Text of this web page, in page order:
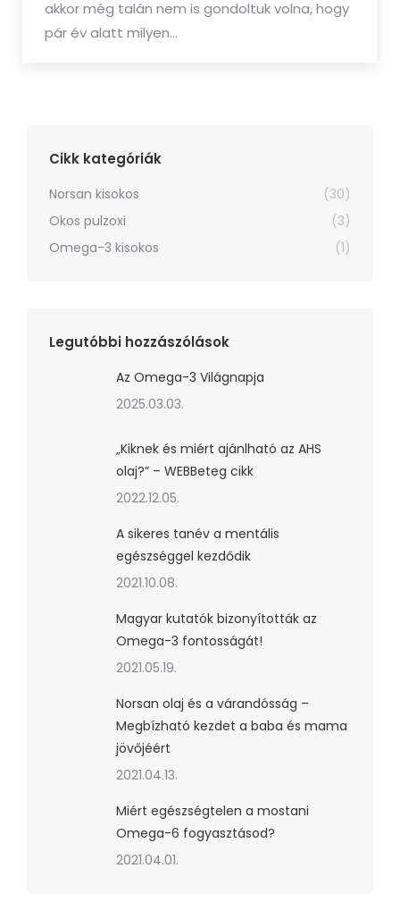
akkor még talán nem is gondoltuk volna, hogy
pár év alatt milyen…
Cikk kategóriák
Norsan kisokos
(30)
Okos pulzoxi
(3)
Omega-3 kisokos
(1)
Legutóbbi hozzászólások
Az Omega-3 Világnapja
2025.03.03.
„Kiknek és miért ajánlható az AHS
olaj?” – WEBBeteg cikk
2022.12.05.
A sikeres tanév a mentális
egészséggel kezdődik
2021.10.08.
Magyar kutatók bizonyították az
Omega-3 fontosságát!
2021.05.19.
Norsan olaj és a várandósság –
Megbízható kezdet a baba és mama
jövőjéért
2021.04.13.
Miért egészségtelen a mostani
Omega-6 fogyasztásod?
2021.04.01.